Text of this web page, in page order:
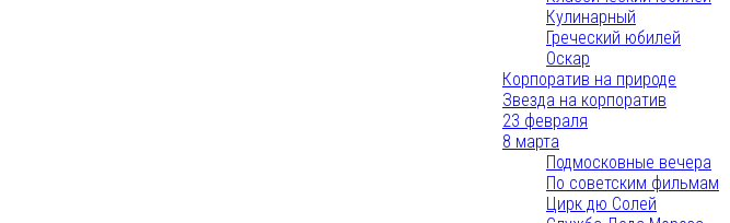
Кулинарный
Греческий юбилей
Оскар
Корпоратив на природе
Звезда на корпоратив
23 февраля
8 марта
Подмосковные вечера
По советским фильмам
Цирк дю Солей